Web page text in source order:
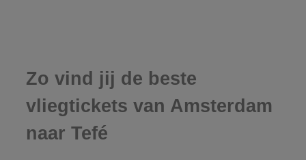
Zo vind jij de beste
vliegtickets van Amsterdam
naar Tefé